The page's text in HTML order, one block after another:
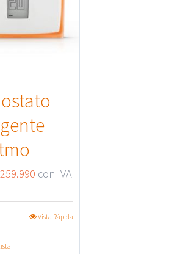
259.990El
actual
con IVA
Vista Rápida